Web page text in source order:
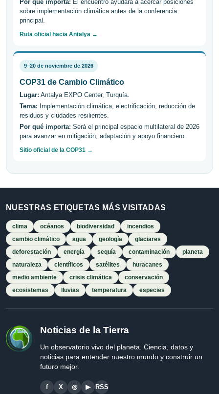
Por qué importa: El encuentro ayudará a acercar posiciones
sobre implementación climática antes de la conferencia
principal.
Ruta oficial hacia Antalya →
9–20 de noviembre de 2026
COP31 de Cambio Climático
Lugar: Antalya EXPO Center, Turquía.
Tema: Implementación climática, electrificación, reducción de
residuos y ciudades resilientes.
Por qué importa: Será el principal espacio multilateral de 2026
para avanzar en mitigación, adaptación y apoyo financiero.
Sitio oficial de la COP31 →
NUESTRAS ETIQUETAS MÁS VISITADAS
clima océanos biodiversidad
incendios
cambio climático
agua geología
glaciares
deforestación
energía sequía contaminación
planeta
naturaleza
científicos satélites
huracanes
medio ambiente
crisis climática
conservación
ecosistemas
lluvias temperatura especies
Noticias de la Tierra
Un observatorio vivo del planeta. Ciencia, datos y
noticias para entender nuestro mundo y construir un
futuro mejor.
f X ◎ ▶ RSS